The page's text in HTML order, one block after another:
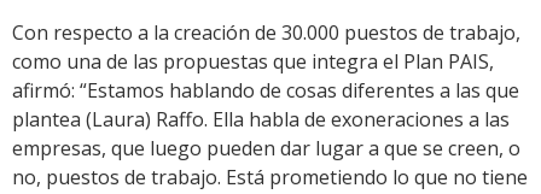
Con respecto a la creación de 30.000 puestos de trabajo,
como una de las propuestas que integra el Plan PAIS,
afirmó: “Estamos hablando de cosas diferentes a las que
plantea (Laura) Raffo. Ella habla de exoneraciones a las
empresas, que luego pueden dar lugar a que se creen, o
no, puestos de trabajo. Está prometiendo lo que no tiene